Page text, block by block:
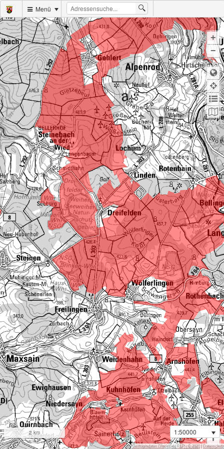
+
−
i
2 km
Menü
1:50000
Geobasisdaten LVermGeo RLP - © 2020 Datenschutz